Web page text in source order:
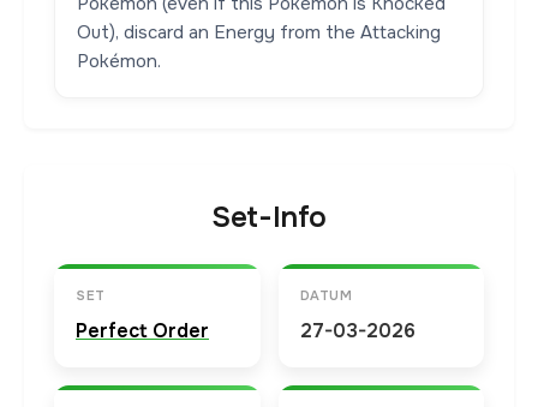
Out), discard an Energy from the Attacking
Pokémon.
Set-Info
SET
Perfect Order
DATUM
27-03-2026